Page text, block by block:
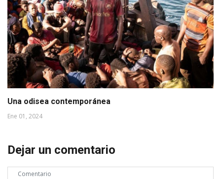
Una odisea contemporánea
Ene 01, 2024
Dejar un comentario